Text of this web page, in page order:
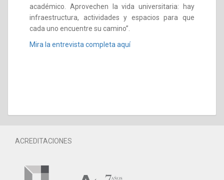
académico. Aprovechen la vida universitaria: hay
infraestructura, actividades y espacios para que
cada uno encuentre su camino”.
Mira la entrevista completa aquí
ACREDITACIONES